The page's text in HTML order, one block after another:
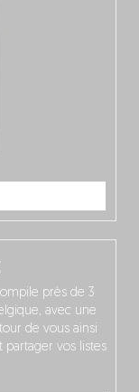
près de 3
avec une
de vous ainsi
partager vos listes